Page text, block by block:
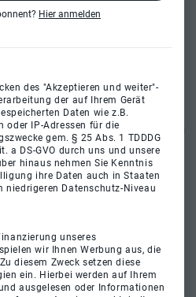
Hier anmelden
des "Akzeptieren und weiter"-
der auf Ihrem Gerät
Daten wie z.B.
oder IP-Adressen für die
gem. § 25 Abs. 1 TDDDG
a DS-GVO durch uns und unsere
hinaus nehmen Sie Kenntnis
ihre Daten auch in Staaten
niedrigeren Datenschutz-Niveau
unseres
wir Ihnen Werbung aus, die
diesem Zweck setzen diese
ein. Hierbei werden auf Ihrem
ausgelesen oder Informationen